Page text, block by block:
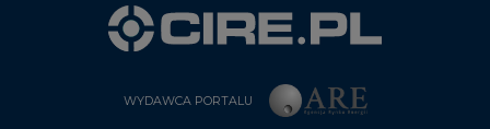
WYDAWCA PORTALU